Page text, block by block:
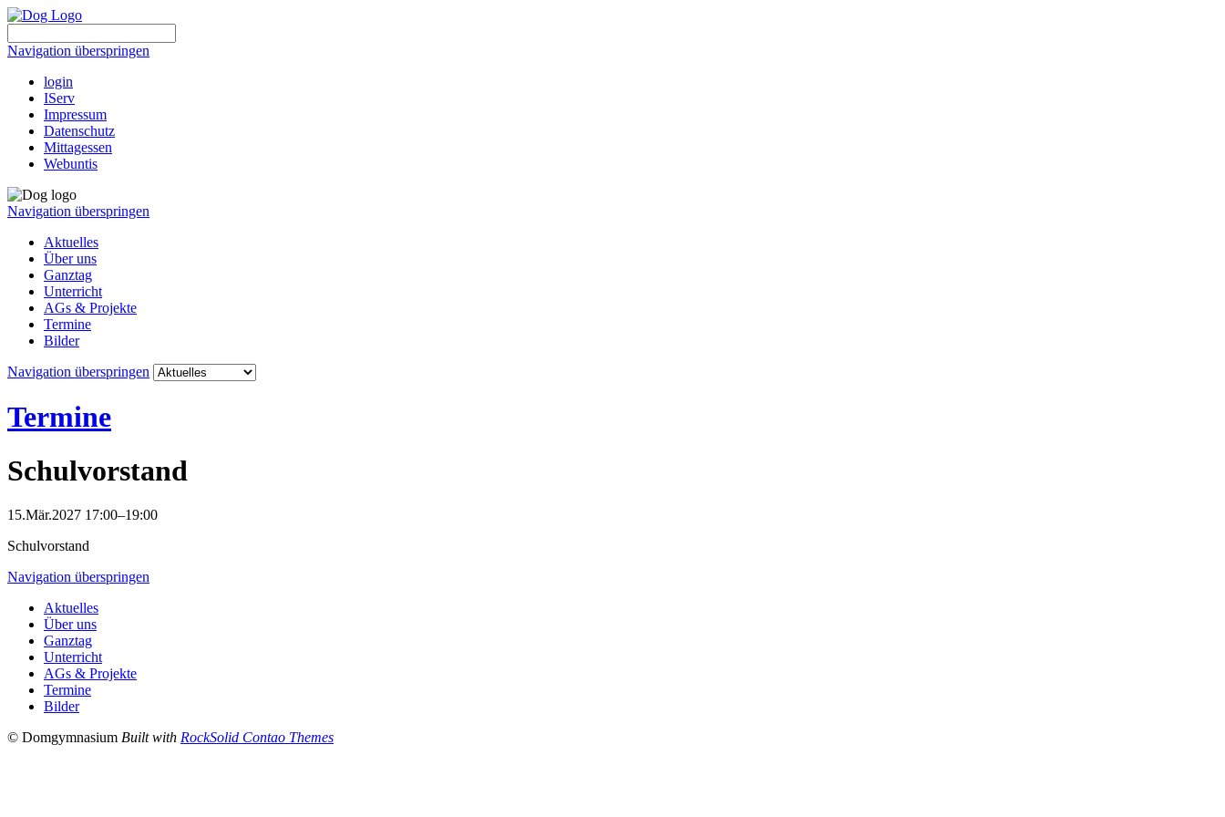
Navigation überspringen
login
IServ
Impressum
Datenschutz
Mittagessen
Webuntis
Navigation überspringen
Aktuelles
Über uns
Ganztag
Unterricht
AGs & Projekte
Termine
Bilder
Navigation überspringen
Termine
Schulvorstand
15.Mär.2027 17:00–19:00
Schulvorstand
Navigation überspringen
Aktuelles
Über uns
Ganztag
Unterricht
AGs & Projekte
Termine
Bilder
© Domgymnasium Built with RockSolid Contao Themes